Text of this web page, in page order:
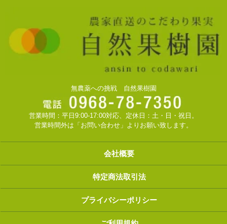
無農薬への挑戦 自然果樹園
営業時間：平日9:00-17:00対応、定休日：土・日・祝日。
営業時間外は「お問い合わせ」よりお願い致します。
会社概要
特定商法取引法
プライバシーポリシー